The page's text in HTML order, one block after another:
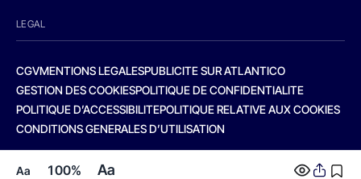
Aa 100% Aa
LEGAL
CGVMENTIONS LEGALESPUBLICITE SUR ATLANTICO
GESTION DES COOKIESPOLITIQUE DE CONFIDENTIALITE
POLITIQUE D’ACCESSIBILITEPOLITIQUE RELATIVE AUX COOKIES
CONDITIONS GENERALES D’UTILISATION